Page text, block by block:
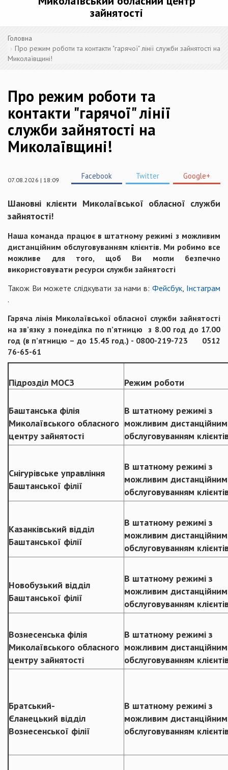
зайнятості
Головна
Про режим роботи та контакти "гарячої" лінії служби зайнятості на
Миколаївщині!
Про режим роботи та
контакти "гарячої" лінії
служби зайнятості на
Миколаївщині!
07.08.2026 | 18:09 Facebook Twitter Google+
Шановні клієнти Миколаївської обласної служби
зайнятості!
Наша команда працює в штатному режимі з можливим
дистанційним обслуговуванням клієнтів. Ми робимо все
можливе для того, щоб Ви могли безпечно
використовувати ресурси служби зайнятості
Також Ви можете слідкувати за нами в:Фейсбук, Інстаграм
.
Гаряча лінія Миколаївської обласної служби зайнятості
на зв’язку з понеділка по п’ятницю з 8.00 год до 17.00
год (в п’ятницю – до 15.45 год.) - 0800-219-723 0512
76-65-61
Підрозділ МОСЗ Режим роботи
Баштанська філія
Миколаївського обласного
центру зайнятості
В штатному режимі з
можливим дистанційним
обслуговуванням
Снігурівське управління
Баштанської філії
В штатному режимі з
можливим дистанційним
обслуговуванням
Казанківський відділ
Баштанської філії
В штатному режимі з
можливим дистанційним
обслуговуванням
Новобузький відділ
Баштанської філії
В штатному режимі з
можливим дистанційним
обслуговуванням
Вознесенська філія
Миколаївського обласного
центру зайнятості
В штатному режимі з
можливим дистанційним
обслуговуванням
Братський-
Єланецький відділ
Вознесенської філії
В штатному режимі з
можливим дистанційним
обслуговуванням